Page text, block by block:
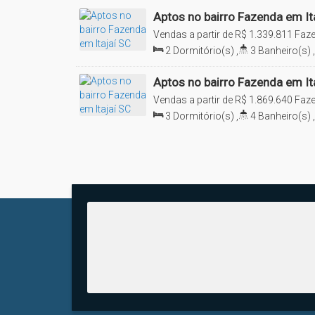
Nos chame e conheça plantas e valores diferenciados!
-> Previsão de entrega: 11/2029
Não perca este super Lançamento, nos chame
Nos chame pelo ícone do Whatsapp!
Aptos no bairro Fazenda em
R$ 1.339.811
Vendas a partir de
Brasil
2 Dormitório(s) 3 Banheiro(s)
Aptos no bairro Fazenda em
R$ 1.869.640
Vendas a partir de
Brasil
3 Dormitório(s) 4 Banheiro(s)